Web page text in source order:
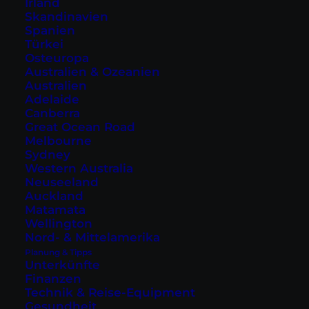
Irland
Skandinavien
Spanien
Türkei
Osteuropa
Australien & Ozeanien
Australien
Adelaide
Canberra
Great Ocean Road
Melbourne
Sydney
Western Australia
Neuseeland
Auckland
Matamata
Wellington
Nord- & Mittelamerika
Planung & Tipps
Unterkünfte
Finanzen
Technik & Reise-Equipment
Gesundheit
Dachterrasse, Zimmer und Café im
Abest(Fotos © mit freundlicher Genehmigung vom Hotel Sui
Akasaka by Abest)
Beliebte Stadtteile zum Übernachten sind in
Tokio unter anderem Shinjuku, Akihabara oder
Asakusa. Weitere Hotels in den anderen
Stadtteilen von Tokio findest du
Busfahrt von Tokio für den